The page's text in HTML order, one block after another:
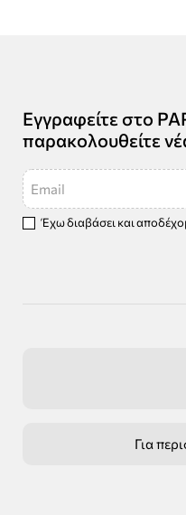
Εγγραφείτε στο
παρακολουθείτε
Email
Έχω διαβάσει και
Για